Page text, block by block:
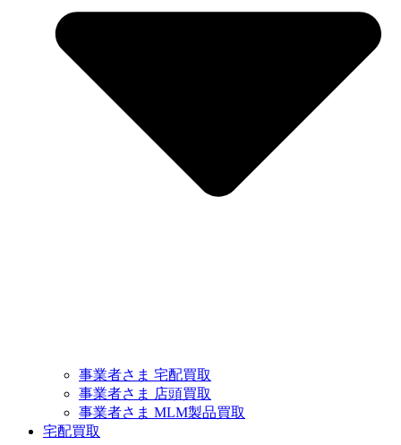
事業者さま 宅配買取
事業者さま 店頭買取
事業者さま MLM製品買取
宅配買取